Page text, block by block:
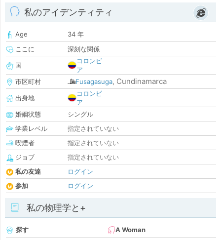
私のアイデンティティ
Age
34 年
ここに
深刻な関係
国
コロンビ
ア
市区町村
Fusagasuga, Cundinamarca
出身地
コロンビ
ア
婚姻状態
シングル
学業レベル
指定されていない
喫煙者
指定されていない
ジョブ
指定されていない
私の友達
ログイン
参加
ログイン
私の物理学と+
探す
A Woman